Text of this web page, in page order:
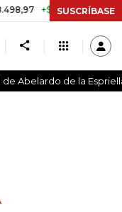
+$ 8.753,81 +2,19%
SUSCRÍBASE
Abelardo de la